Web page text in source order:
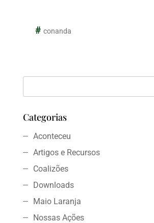
conanda
Categorias
Aconteceu
Artigos e Recursos
Coalizões
Downloads
Maio Laranja
Nossas Ações